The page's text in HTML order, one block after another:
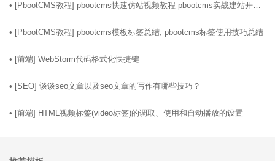
• [PbootCMS教程] pbootcms快速仿站视频教程 pbootcms实战建站开发
• [PbootCMS教程] pbootcms模板标签总结, pbootcms标签使用技巧总结
• [前端] WebStorm代码格式化快捷键
• [SEO] 谈谈seo文章以及seo文章的写作有哪些技巧？
• [前端] HTML视频标签(video标签)的调取、使用和自动播放的设置